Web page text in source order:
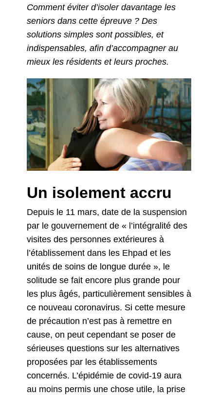
Comment éviter d’isoler davantage les
seniors dans cette épreuve ? Des
solutions simples sont possibles, et
indispensables, afin d’accompagner au
mieux les résidents et leurs proches.
Un isolement accru
Depuis le 11 mars, date de la suspension
par le gouvernement de « l’intégralité des
visites des personnes extérieures à
l’établissement dans les Ehpad et les
unités de soins de longue durée », le
solitude se fait encore plus grande pour
les plus âgés, particulièrement sensibles à
ce nouveau coronavirus. Si cette mesure
de précaution n’est pas à remettre en
cause, on peut cependant se poser de
sérieuses questions sur les alternatives
proposées par les établissements
concernés. L’épidémie de covid-19 aura
au moins permis une chose utile, la prise